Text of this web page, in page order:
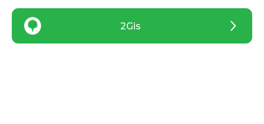
2Gis